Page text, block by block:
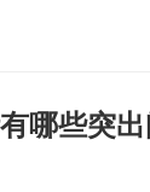
哪些突